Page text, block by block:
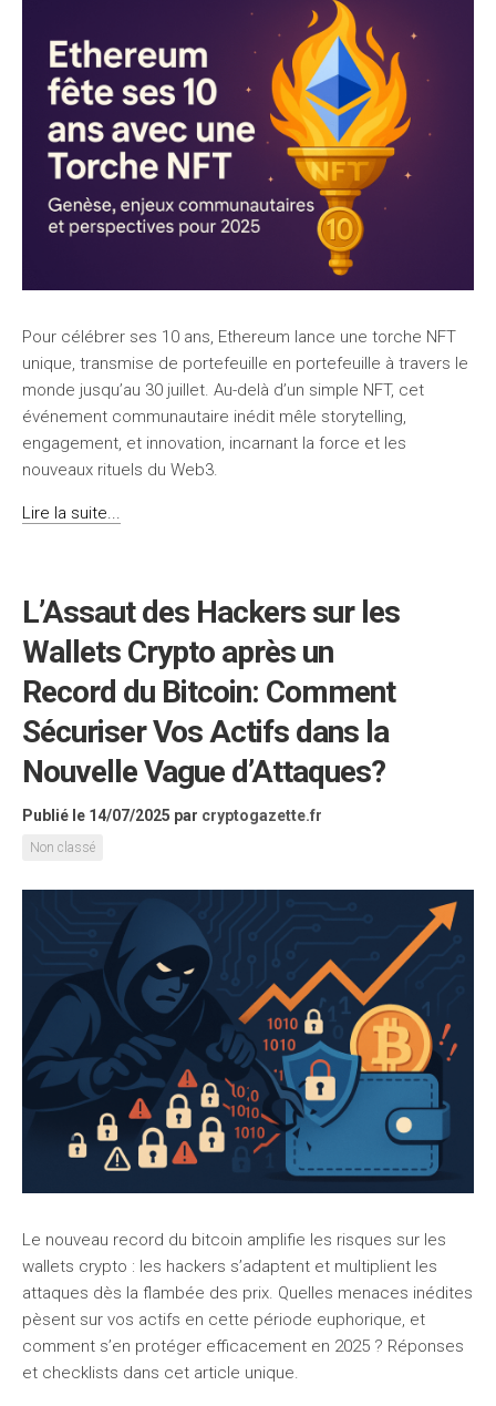
Pour célébrer ses 10 ans, Ethereum lance une torche NFT
unique, transmise de portefeuille en portefeuille à travers le
monde jusqu’au 30 juillet. Au-delà d’un simple NFT, cet
événement communautaire inédit mêle storytelling,
engagement, et innovation, incarnant la force et les
nouveaux rituels du Web3.
Lire la suite...
L’Assaut des Hackers sur les
Wallets Crypto après un
Record du Bitcoin: Comment
Sécuriser Vos Actifs dans la
Nouvelle Vague d’Attaques?
Publié le 14/07/2025 par cryptogazette.fr
Non classé
Le nouveau record du bitcoin amplifie les risques sur les
wallets crypto : les hackers s’adaptent et multiplient les
attaques dès la flambée des prix. Quelles menaces inédites
pèsent sur vos actifs en cette période euphorique, et
comment s’en protéger efficacement en 2025 ? Réponses
et checklists dans cet article unique.